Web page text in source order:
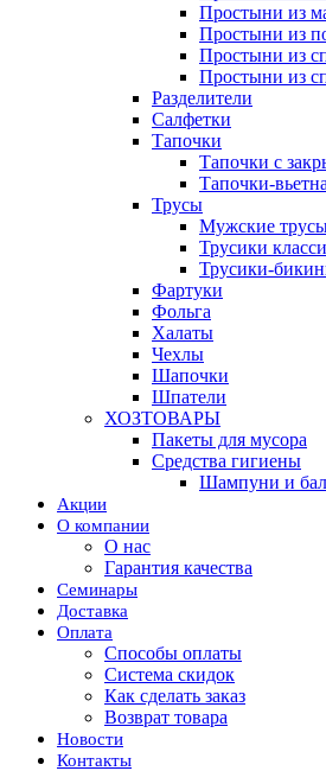
Простыни из
Простыни из
Простыни из
Простыни из
Разделители
Салфетки
Тапочки
Тапочки с
Тапочки-
Трусы
Мужские
Трусики
Трусики-
Фартуки
Фольга
Халаты
Чехлы
Шапочки
Шпатели
ХОЗТОВАРЫ
Пакеты для мусора
Средства гигиены
Шампуни и
Акции
О компании
О нас
Гарантия качества
Семинары
Доставка
Оплата
Способы оплаты
Система скидок
Как сделать заказ
Возврат товара
Новости
Контакты